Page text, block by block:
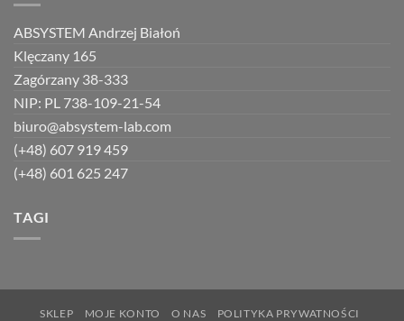
ABSYSTEM Andrzej Białoń
Klęczany 165
Zagórzany 38-333
NIP: PL 738-109-21-54
biuro@absystem-lab.com
(+48) 607 919 459
(+48) 601 625 247
TAGI
SKLEP MOJE KONTO O NAS
POLITYKA PRYWATNOŚCI